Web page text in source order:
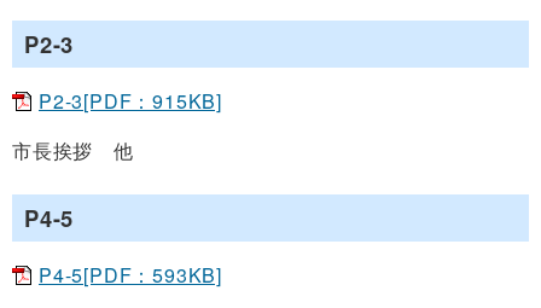
P2-3
P2-3[PDF：915KB]
市長挨拶 他
P4-5
P4-5[PDF：593KB]